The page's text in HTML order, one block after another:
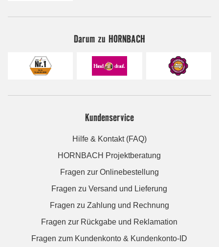
Darum zu HORNBACH
Kundenservice
Hilfe & Kontakt (FAQ)
HORNBACH Projektberatung
Fragen zur Onlinebestellung
Fragen zu Versand und Lieferung
Fragen zu Zahlung und Rechnung
Fragen zur Rückgabe und Reklamation
Fragen zum Kundenkonto & Kundenkonto-ID